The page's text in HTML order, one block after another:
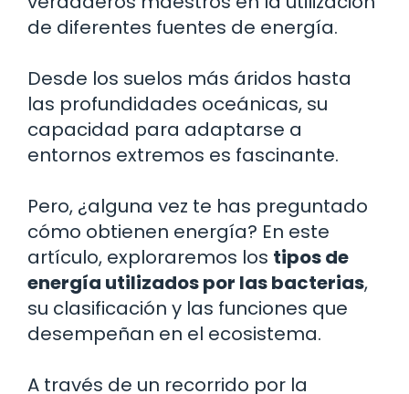
de diferentes fuentes de energía.
Desde los suelos más áridos hasta
las profundidades oceánicas, su
capacidad para adaptarse a
entornos extremos es fascinante.
Pero, ¿alguna vez te has preguntado
cómo obtienen energía? En este
artículo, exploraremos los tipos de
energía utilizados por las bacterias,
su clasificación y las funciones que
desempeñan en el ecosistema.
A través de un recorrido por la